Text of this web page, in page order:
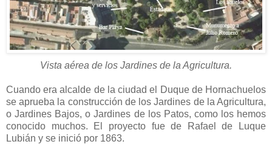
Vista aérea de los Jardines de la Agricultura.
Cuando era alcalde de la ciudad el Duque de Hornachuelos
se aprueba la construcción de los Jardines de la Agricultura,
o Jardines Bajos, o Jardines de los Patos, como los hemos
conocido muchos. El proyecto fue de Rafael de Luque
Lubián y se inició por 1863.